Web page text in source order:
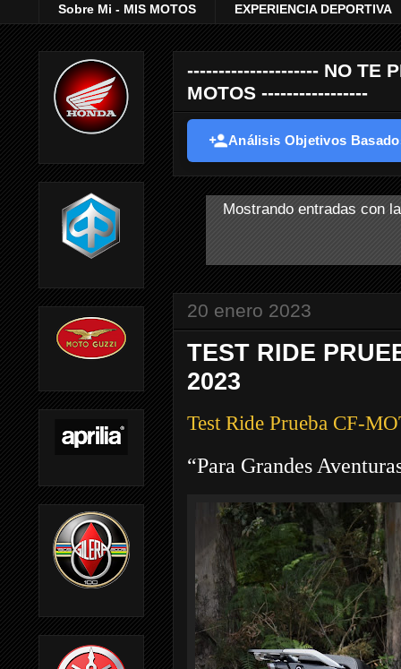
Sobre Mi - MIS MOTOS EXPERIENCIA DEPORTIVA
--------------------- NO TE
MOTOS -----------------
Análisis Objetivos
Mostrando entradas con
20 enero 2023
TEST RIDE
2023
Test Ride Prueba CF-
“Para Grandes